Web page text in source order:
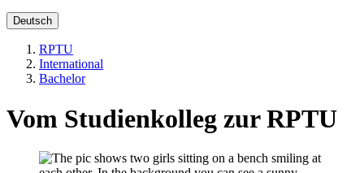
Deutsch
RPTU
International
Bachelor
Vom Studienkolleg zur RPTU